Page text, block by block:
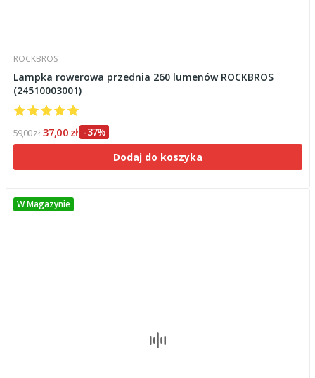
ROCKBROS
Lampka rowerowa przednia 260 lumenów ROCKBROS
(24510003001)
59,00 zł 37,00 zł -37%
Dodaj do koszyka
W Magazynie